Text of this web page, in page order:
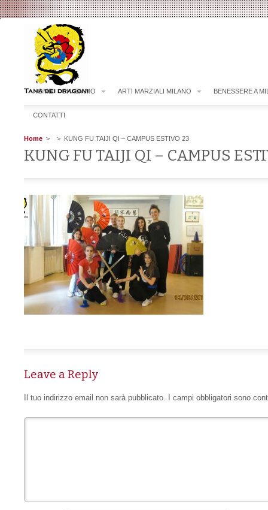
HOME CHI SIAMO ARTI MARZIALI MILANO BENESSERE A
CONTATTI
Home > > KUNG FU TAIJI QI – CAMPUS ESTIVO 23
KUNG FU TAIJI QI – CAMPUS
Leave a Reply
Il tuo indirizzo email non sarà pubblicato. I campi obbligatori sono